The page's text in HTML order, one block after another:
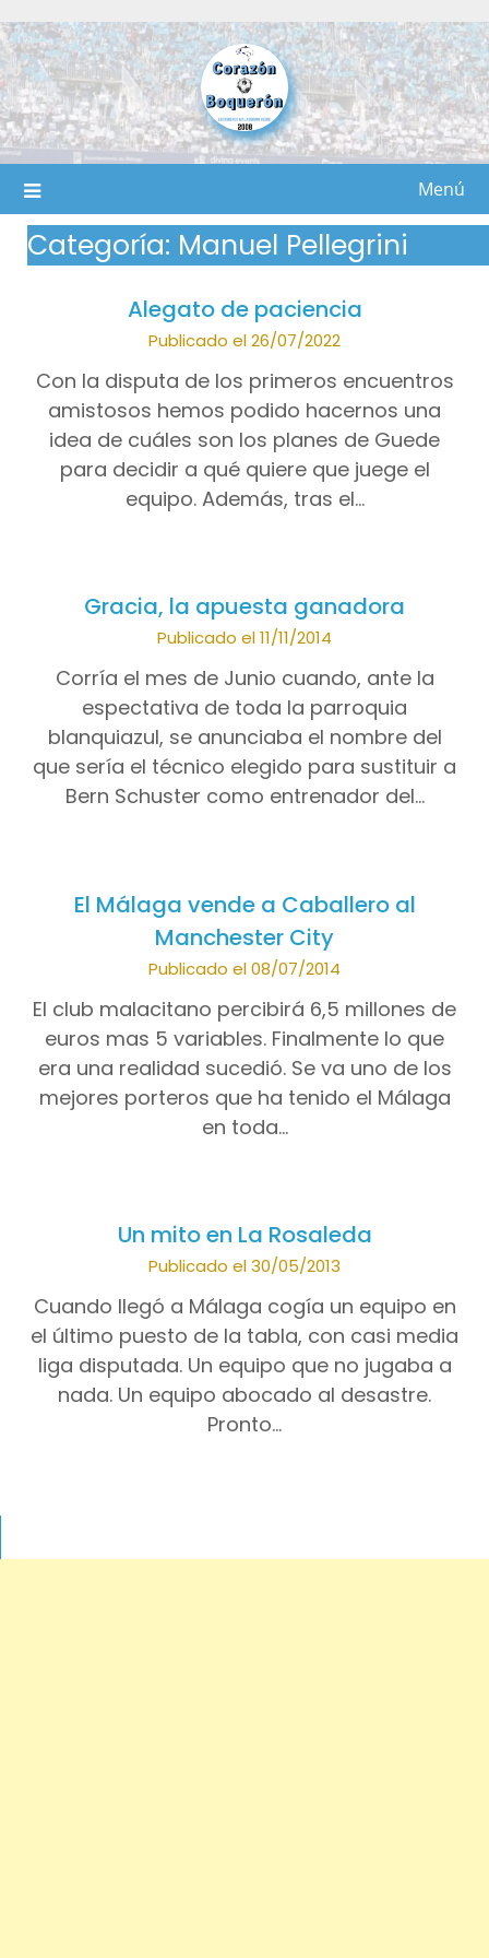
al
contenido
Menú
Categoría: Manuel Pellegrini
Alegato de paciencia
Publicado el 26/07/2022
Con la disputa de los primeros encuentros
amistosos hemos podido hacernos una
idea de cuáles son los planes de Guede
para decidir a qué quiere que juege el
equipo. Además, tras el…
Gracia, la apuesta ganadora
Publicado el 11/11/2014
Corría el mes de Junio cuando, ante la
espectativa de toda la parroquia
blanquiazul, se anunciaba el nombre del
que sería el técnico elegido para sustituir a
Bern Schuster como entrenador del…
El Málaga vende a Caballero al
Manchester City
Publicado el 08/07/2014
El club malacitano percibirá 6,5 millones de
euros mas 5 variables. Finalmente lo que
era una realidad sucedió. Se va uno de los
mejores porteros que ha tenido el Málaga
en toda…
Un mito en La Rosaleda
Publicado el 30/05/2013
Cuando llegó a Málaga cogía un equipo en
el último puesto de la tabla, con casi media
liga disputada. Un equipo que no jugaba a
nada. Un equipo abocado al desastre.
Pronto…